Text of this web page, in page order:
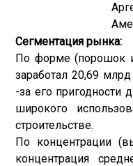
Сегментация рынка:
По форме (порошок
заработал 20,69
-за его пригодности
широкого
строительстве.
По концентрации
концентрация